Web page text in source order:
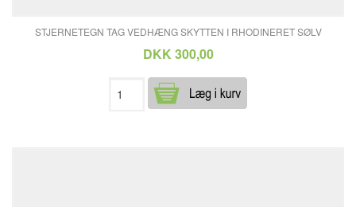
STJERNETEGN TAG VEDHÆNG SKYTTEN I RHODINERET SØLV
DKK 300,00